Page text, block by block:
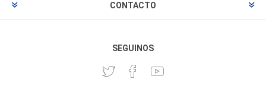
CONTACTO
SEGUINOS